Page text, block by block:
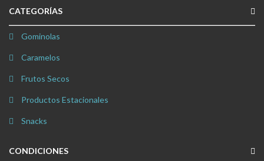
CATEGORÍAS
Gominolas
Caramelos
Frutos Secos
Productos Estacionales
Snacks
CONDICIONES